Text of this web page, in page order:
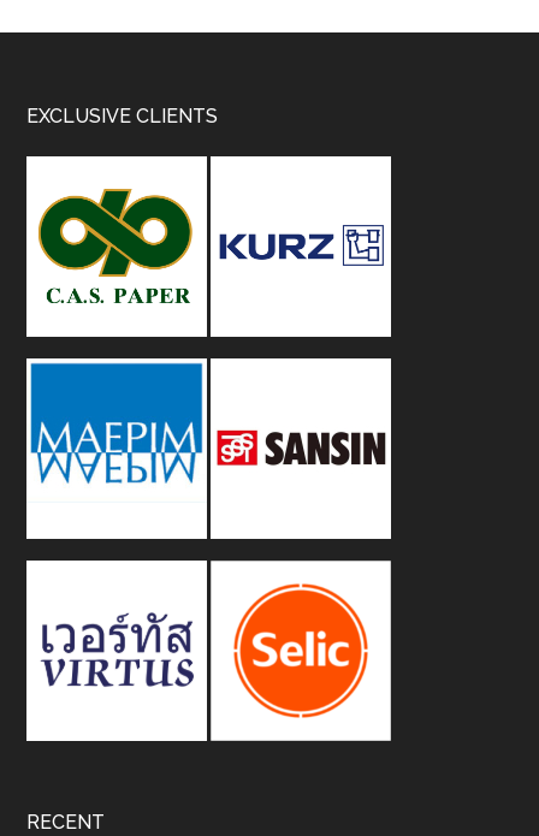
Footer
EXCLUSIVE CLIENTS
RECENT